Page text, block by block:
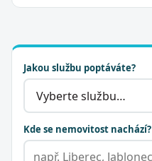
Jakou službu poptáváte?
Kde se nemovitost nachází?